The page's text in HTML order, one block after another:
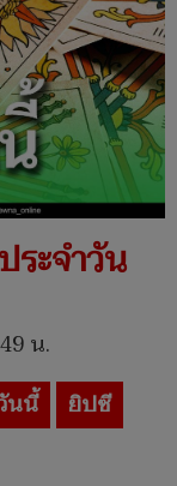
ะจำวัน
น.
นนี้ ยิปซี